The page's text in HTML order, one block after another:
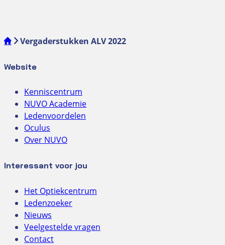
Vergaderstukken ALV 2022
Website
Kenniscentrum
NUVO Academie
Ledenvoordelen
Oculus
Over NUVO
Interessant voor jou
Het Optiekcentrum
Ledenzoeker
Nieuws
Veelgestelde vragen
Contact